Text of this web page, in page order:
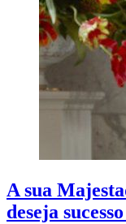
A sua
deseja